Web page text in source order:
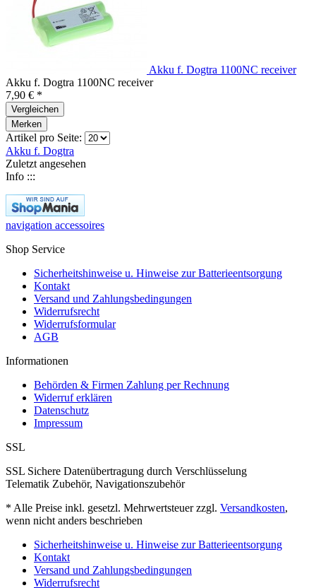
Akku f. Dogtra 1100NC receiver
Akku f. Dogtra 1100NC receiver
7,90 € *
Vergleichen
Merken
Artikel pro Seite:
Akku f. Dogtra
Zuletzt angesehen
Info :::
navigation accessoires
Shop Service
Sicherheitshinweise u. Hinweise zur Batterieentsorgung
Kontakt
Versand und Zahlungsbedingungen
Widerrufsrecht
Widerrufsformular
AGB
Informationen
Behörden & Firmen Zahlung per Rechnung
Widerruf erklären
Datenschutz
Impressum
SSL
SSL Sichere Datenübertragung durch Verschlüsselung
Telematik Zubehör, Navigationszubehör
* Alle Preise inkl. gesetzl. Mehrwertsteuer zzgl. Versandkosten,
wenn nicht anders beschrieben
Sicherheitshinweise u. Hinweise zur Batterieentsorgung
Kontakt
Versand und Zahlungsbedingungen
Widerrufsrecht